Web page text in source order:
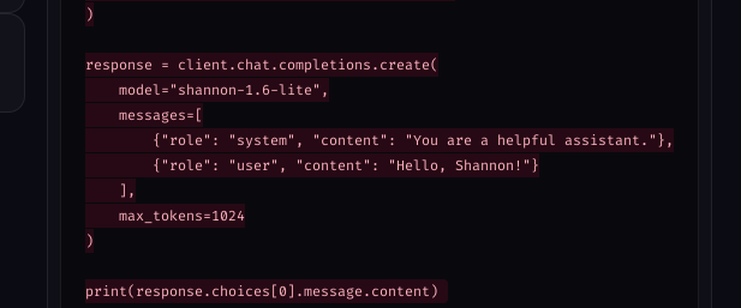
)
response = client.chat.completions.create(
    model="shannon-1.6-lite",
    messages=[
        {"role": "system", "content": "You are a helpful assistant."},
        {"role": "user", "content": "Hello, Shannon!"}
    ],
    max_tokens=1024
)
print(response.choices[0].message.content)